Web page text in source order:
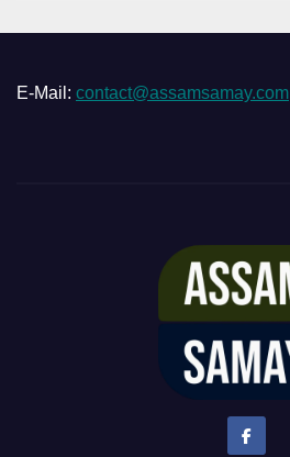
E-Mail: contact@assamsamay.com